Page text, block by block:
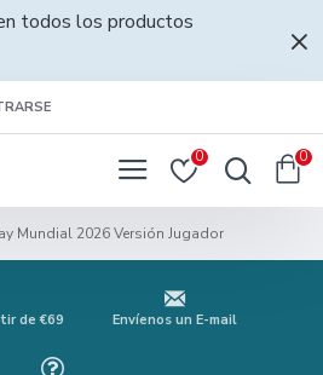
todos los productos
0 0
Mundial 2026 Versión Jugador
de €69 Envíenos un E-mail